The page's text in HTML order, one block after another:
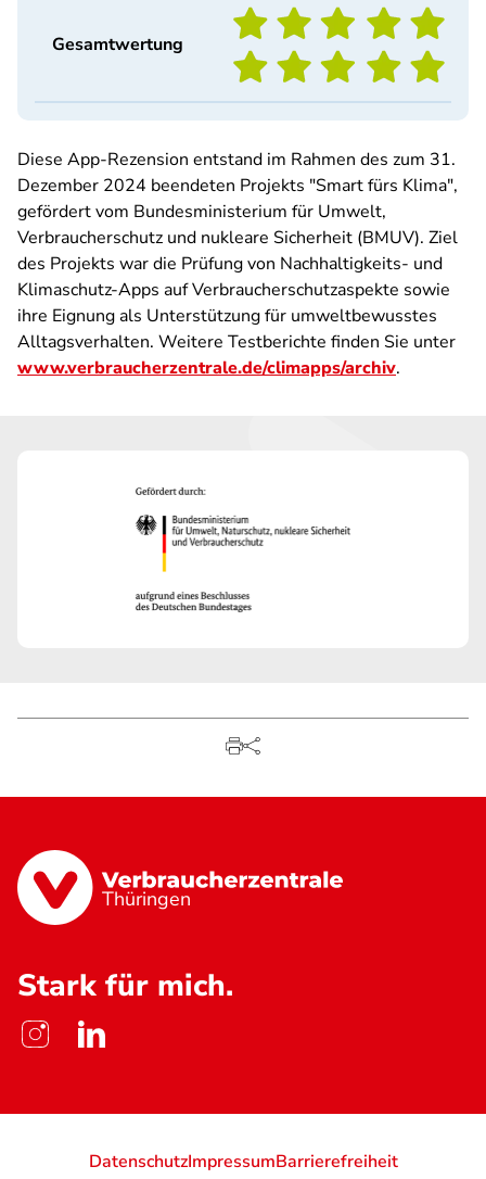
Gesamtwertung
Diese App-Rezension entstand im Rahmen des zum 31.
Dezember 2024 beendeten Projekts "Smart fürs Klima",
gefördert vom Bundesministerium für Umwelt,
Verbraucherschutz und nukleare Sicherheit (BMUV). Ziel
des Projekts war die Prüfung von Nachhaltigkeits- und
Klimaschutz-Apps auf Verbraucherschutzaspekte sowie
ihre Eignung als Unterstützung für umweltbewusstes
Alltagsverhalten. Weitere Testberichte finden Sie unter
www.verbraucherzentrale.de/climapps/archiv.
Thüringen
Stark für mich.
DatenschutzImpressumBarrierefreiheit